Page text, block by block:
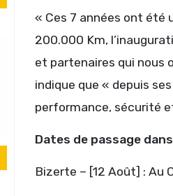
« Ces 7 années ont été
200.000 Km,
et partenaires qui nous
indique que « depuis
performance, sécurité
Dates de passage
Bizerte – [12 Août] : Au